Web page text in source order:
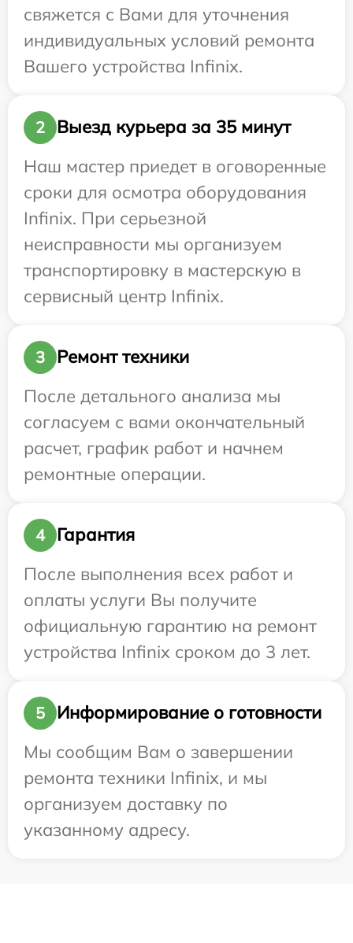
свяжется с Вами для уточнения
индивидуальных условий ремонта
Вашего устройства Infinix.
2
Выезд курьера за 35 минут
Наш мастер приедет в оговоренные
сроки для осмотра оборудования
Infinix. При серьезной
неисправности мы организуем
транспортировку в мастерскую в
сервисный центр Infinix.
3
Ремонт техники
После детального анализа мы
согласуем с вами окончательный
расчет, график работ и начнем
ремонтные операции.
4
Гарантия
После выполнения всех работ и
оплаты услуги Вы получите
официальную гарантию на ремонт
устройства Infinix сроком до 3 лет.
5
Информирование о готовности
Мы сообщим Вам о завершении
ремонта техники Infinix, и мы
организуем доставку по
указанному адресу.